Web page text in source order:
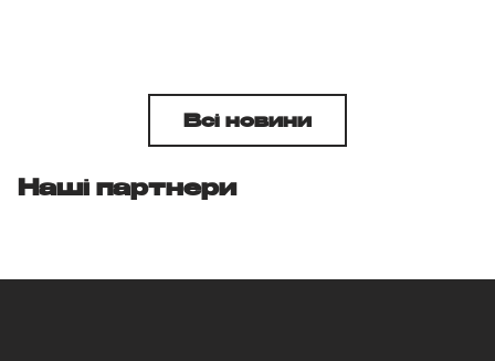
Всі новини
Наші партнери